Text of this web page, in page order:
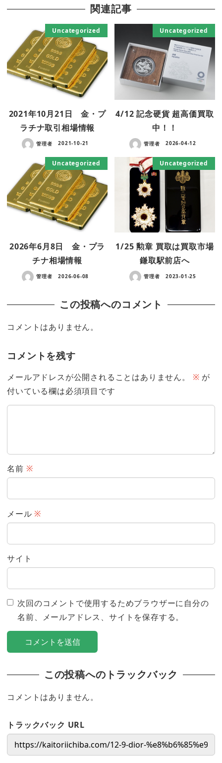
関連記事
Uncategorized
2021年10月21日 金・プ
ラチナ取引相場情報
管理者 2021-10-21
Uncategorized
4/12 記念硬貨 超高価買取
中！！
管理者 2026-04-12
Uncategorized
2026年6月8日 金・プラ
チナ相場情報
管理者 2026-06-08
Uncategorized
1/25 勲章 買取は買取市場
鎌取駅前店へ
管理者 2023-01-25
この投稿へのコメント
コメントはありません。
コメントを残す
メールアドレスが公開されることはありません。 ※ が
付いている欄は必須項目です
名前 ※
メール ※
サイト
次回のコメントで使用するためブラウザーに自分の
名前、メールアドレス、サイトを保存する。
この投稿へのトラックバック
コメントはありません。
トラックバック URL